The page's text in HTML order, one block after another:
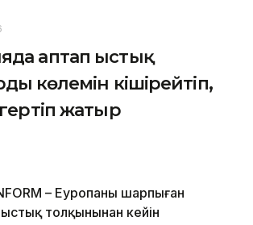
аптап ыстық
көлемін кішірейтіп,
жатыр
– Еуропаны шарпыған
толқынынан кейін